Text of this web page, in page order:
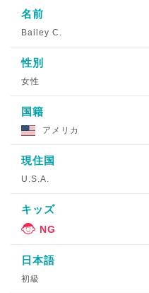
名前
Bailey C.
性別
女性
国籍
アメリカ
現住国
U.S.A.
キッズ
日本語
初級